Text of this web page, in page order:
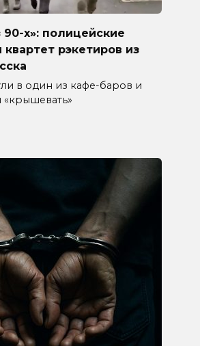
90-х»: полицейские
рэкетиров из
в один из кафе-баров и